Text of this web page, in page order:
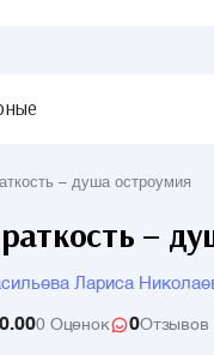
– душа остроумия
–
Лариса
0.000 Оценок 0Отзывов